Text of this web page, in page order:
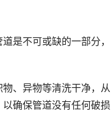
是不可或缺的一部分，
、异物等清洗干净，从
确保管道没有任何破损